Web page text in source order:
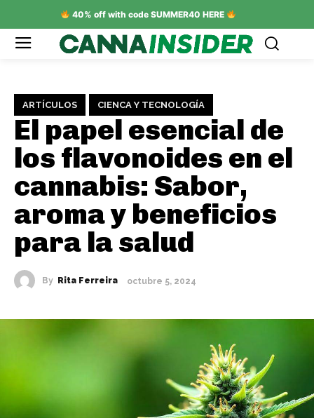
40% off with code SUMMER40 HERE
ARTÍCULOS CIENCA Y TECNOLOGÍA
El papel esencial de
los flavonoides en el
cannabis: Sabor,
aroma y beneficios
para la salud
By Rita Ferreira octubre 5, 2024